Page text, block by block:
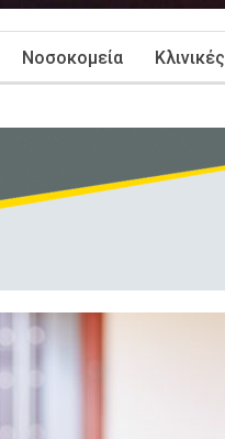
Νοσοκομεία Κλινικές